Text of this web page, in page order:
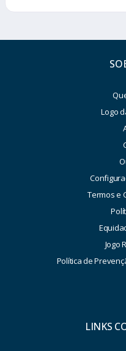
Logo
Termos e
Jogo
Política de
LINKS